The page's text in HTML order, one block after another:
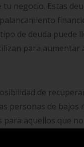
negocio. Estas
de deuda puede
para aumentar
de
personas de bajos
aquellos que
en el trabajo